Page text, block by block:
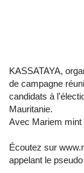
KASSATAYA,
de campagne
candidats à
Mauritanie.
Avec Mariem mint
Écoutez sur
appelant le